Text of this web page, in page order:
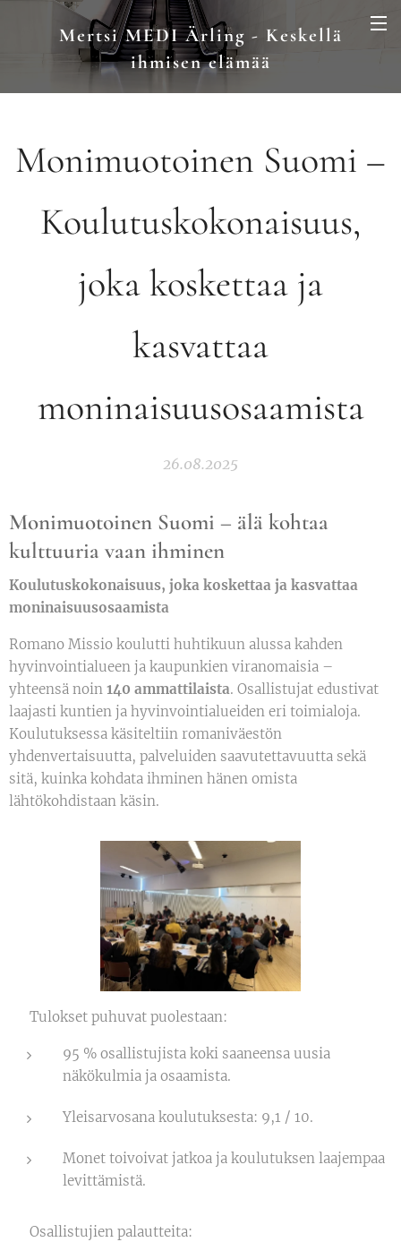
Mertsi MEDI Ärling - Keskellä
ihmisen elämää
Monimuotoinen Suomi –
Koulutuskokonaisuus,
joka koskettaa ja
kasvattaa
moninaisuusosaamista
26.08.2025
Monimuotoinen Suomi – älä kohtaa
kulttuuria vaan ihminen
Koulutuskokonaisuus, joka koskettaa ja kasvattaa
moninaisuusosaamista
Romano Missio koulutti huhtikuun alussa kahden
hyvinvointialueen ja kaupunkien viranomaisia –
yhteensä noin 140 ammattilaista. Osallistujat edustivat
laajasti kuntien ja hyvinvointialueiden eri toimialoja.
Koulutuksessa käsiteltiin romaniväestön
yhdenvertaisuutta, palveluiden saavutettavuutta sekä
sitä, kuinka kohdata ihminen hänen omista
lähtökohdistaan käsin.
🔍 Tulokset puhuvat puolestaan:
95 % osallistujista koki saaneensa uusia
näkökulmia ja osaamista.
Yleisarvosana koulutuksesta: 9,1 / 10.
Monet toivoivat jatkoa ja koulutuksen laajempaa
levittämistä.
💬 Osallistujien palautteita: